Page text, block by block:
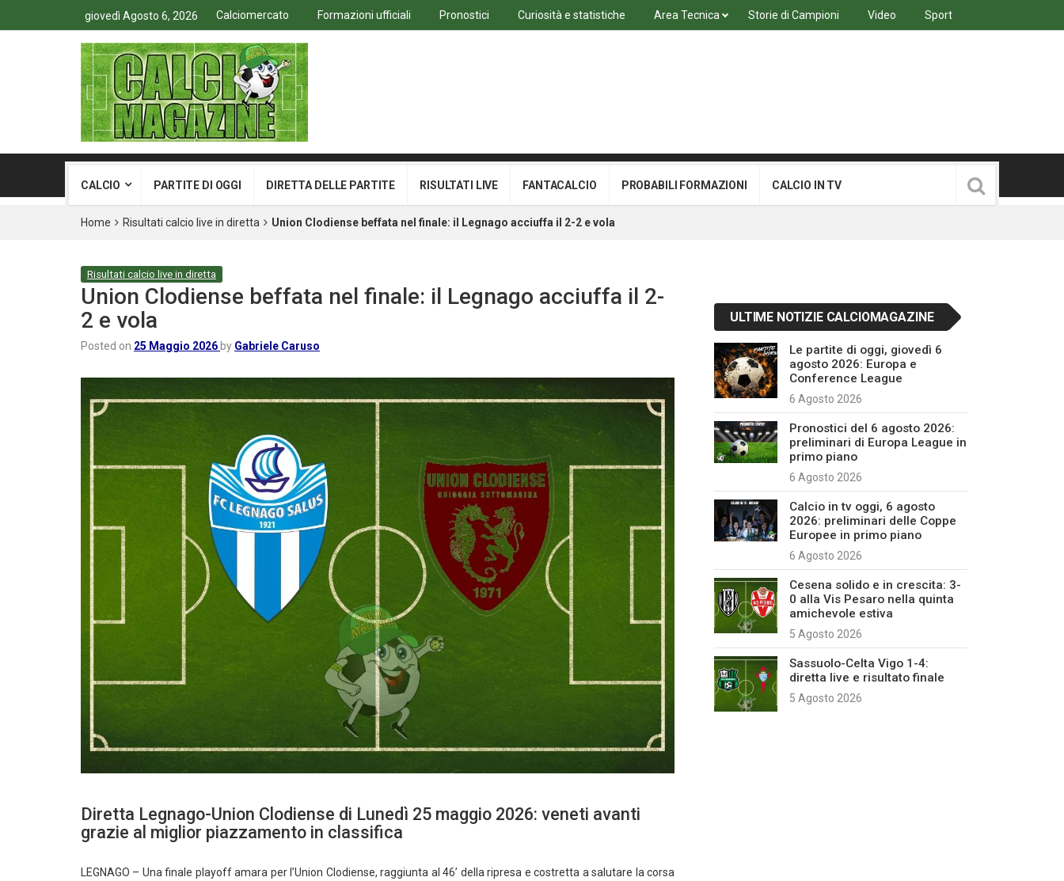
giovedì Agosto 6, 2026 Calciomercato Formazioni ufficiali Pronostici Curiosità e statistiche Area Tecnica Storie di Campioni Video Sport
CALCIO PARTITE DI OGGI DIRETTA DELLE PARTITE RISULTATI LIVE FANTACALCIO PROBABILI FORMAZIONI CALCIO IN TV
Home Risultati calcio live in diretta Union Clodiense beffata nel finale: il Legnago acciuffa il 2-2 e vola
Risultati calcio live in diretta
Union Clodiense beffata nel finale: il Legnago acciuffa il 2-
2 e vola
Posted on 25 Maggio 2026 by Gabriele Caruso
Diretta Legnago-Union Clodiense di Lunedì 25 maggio 2026: veneti avanti
grazie al miglior piazzamento in classifica
LEGNAGO – Una finale playoff amara per l’Union Clodiense, raggiunta al 46’ della ripresa e costretta a salutare la corsa
ULTIME NOTIZIE CALCIOMAGAZINE
Le partite di oggi, giovedì 6
agosto 2026: Europa e
Conference League
6 Agosto 2026
Pronostici del 6 agosto 2026:
preliminari di Europa League in
primo piano
6 Agosto 2026
Calcio in tv oggi, 6 agosto
2026: preliminari delle Coppe
Europee in primo piano
6 Agosto 2026
Cesena solido e in crescita: 3-
0 alla Vis Pesaro nella quinta
amichevole estiva
5 Agosto 2026
Sassuolo-Celta Vigo 1-4:
diretta live e risultato finale
5 Agosto 2026